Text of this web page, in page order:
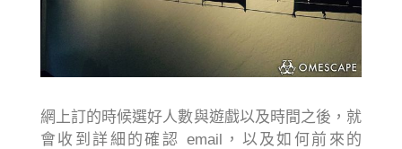
網上訂的時候選好人數與遊戲以及時間之後，就
會收到詳細的確認 email，以及如何前來的